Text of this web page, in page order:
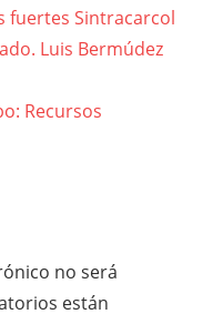
fuertes Sintracarcol
Luis Bermúdez
Recursos
no será
están